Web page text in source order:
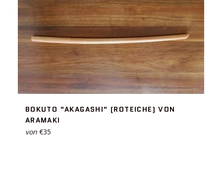
BOKUTO "AKAGASHI" (ROTEICHE) VON
ARAMAKI
von€35